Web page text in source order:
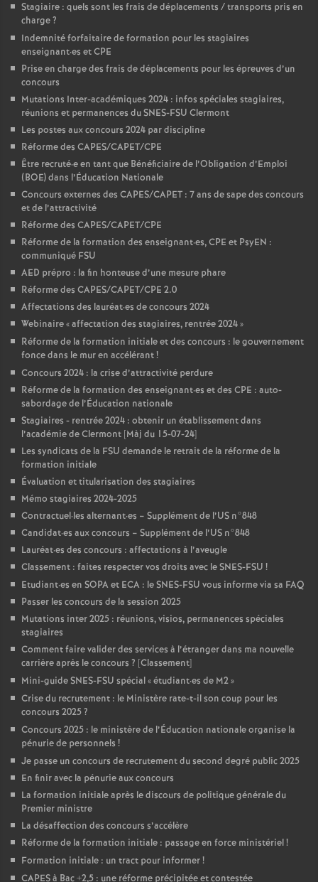
Stagiaire : quels sont les frais de déplacements / transports pris en
charge?
Indemnité forfaitaire de formation pour les stagiaires
enseignant·es et CPE
Prise en charge des frais de déplacements pour les épreuves d’un
concours
Mutations Inter-académiques 2024 : infos spéciales stagiaires,
réunions et permanences du SNES-FSU Clermont
Les postes aux concours 2024 par discipline
Réforme des CAPES/CAPET/CPE
Être recruté·e en tant que Bénéficiaire de l’Obligation d’Emploi
(BOE) dans l’Éducation Nationale
Concours externes des CAPES/CAPET : 7 ans de sape des concours
et de l’attractivité
Réforme des CAPES/CAPET/CPE
Réforme de la formation des enseignant·es, CPE et PsyEN :
communiqué FSU
AED prépro : la fin honteuse d’une mesure phare
Réforme des CAPES/CAPET/CPE 2.0
Affectations des lauréat·es de concours 2024
Webinaire «affectation des stagiaires, rentrée 2024»
Réforme de la formation initiale et des concours : le gouvernement
fonce dans le mur en accélérant!
Concours 2024 : la crise d’attractivité perdure
Réforme de la formation des enseignant·es et des CPE : auto-
sabordage de l’Éducation nationale
Stagiaires - rentrée 2024 : obtenir un établissement dans
l’académie de Clermont [Màj du 15-07-24]
Les syndicats de la FSU demande le retrait de la réforme de la
formation initiale
Évaluation et titularisation des stagiaires
Mémo stagiaires 2024-2025
Contractuel·les alternant·es – Supplément de l’US n°848
Candidat·es aux concours – Supplément de l’US n°848
Lauréat·es des concours : affectations à l’aveugle
Classement : faites respecter vos droits avec le SNES-FSU !
Etudiant·es en SOPA et ECA : le SNES-FSU vous informe via sa FAQ
Passer les concours de la session 2025
Mutations inter 2025 : réunions, visios, permanences spéciales
stagiaires
Comment faire valider des services à l’étranger dans ma nouvelle
carrière après le concours ? [Classement]
Mini-guide SNES-FSU spécial «étudiant·es de M2»
Crise du recrutement : le Ministère rate-t-il son coup pour les
concours 2025?
Concours 2025 : le ministère de l’Éducation nationale organise la
pénurie de personnels !
Je passe un concours de recrutement du second degré public 2025
En finir avec la pénurie aux concours
La formation initiale après le discours de politique générale du
Premier ministre
La désaffection des concours s’accélère
Réforme de la formation initiale : passage en force ministériel!
Formation initiale : un tract pour informer!
CAPES à Bac +2,5 : une réforme précipitée et contestée